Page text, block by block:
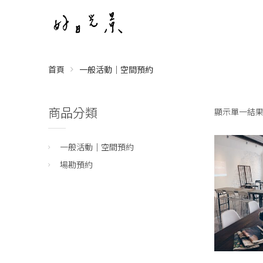
首頁 一般活動｜空間預約
顯示單一結
商品分類
一般活動｜空間預約
場勘預約